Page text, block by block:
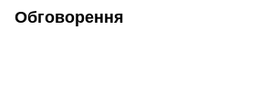
Обговорення